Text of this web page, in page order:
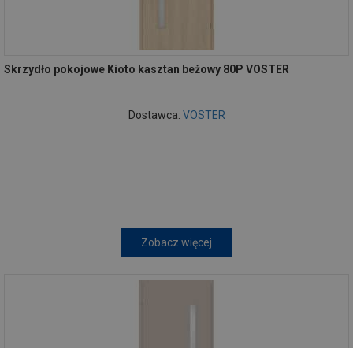
Skrzydło pokojowe Kioto kasztan beżowy 80P VOSTER
Dostawca: VOSTER
Zobacz więcej